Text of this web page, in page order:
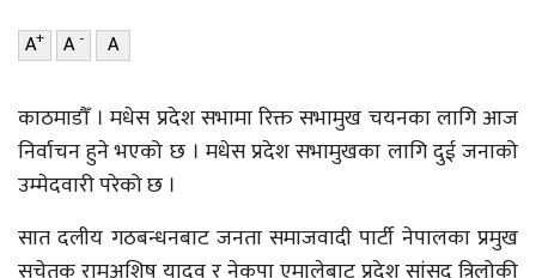
A+ A- A
काठमाडौँ । मधेस प्रदेश सभामा रिक्त सभामुख चयनका लागि आज
निर्वाचन हुने भएको छ । मधेस प्रदेश सभामुखका लागि दुई जनाको
उम्मेदवारी परेको छ ।
सात दलीय गठबन्धनबाट जनता समाजवादी पार्टी नेपालका प्रमुख